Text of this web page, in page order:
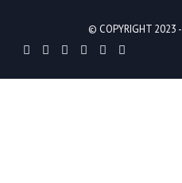
© COPYRIGHT 2023 -